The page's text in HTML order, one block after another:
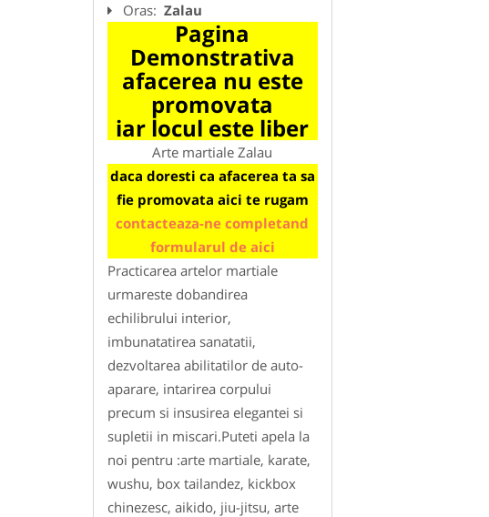
Oras: Zalau
Pagina
Demonstrativa
afacerea nu este
promovata
iar locul este liber
Arte martiale Zalau
daca doresti ca afacerea ta sa
fie promovata aici te rugam
contacteaza-ne completand
formularul de aici
Practicarea artelor martiale
urmareste dobandirea
echilibrului interior,
imbunatatirea sanatatii,
dezvoltarea abilitatilor de auto-
aparare, intarirea corpului
precum si insusirea elegantei si
supletii in miscari.Puteti apela la
noi pentru :arte martiale, karate,
wushu, box tailandez, kickbox
chinezesc, aikido, jiu-jitsu, arte